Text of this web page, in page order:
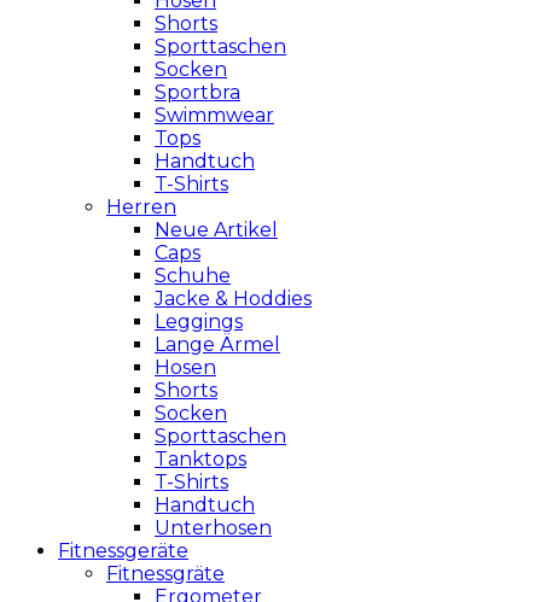
Shorts
Sporttaschen
Socken
Sportbra
Swimmwear
Tops
Handtuch
T-Shirts
Herren
Neue Artikel
Caps
Schuhe
Jacke & Hoddies
Leggings
Lange Ärmel
Hosen
Shorts
Socken
Sporttaschen
Tanktops
T-Shirts
Handtuch
Unterhosen
Fitnessgeräte
Fitnessgräte
Ergometer